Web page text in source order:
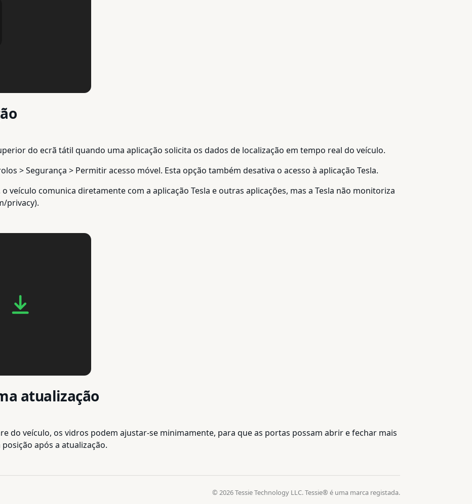
do ecrã tátil quando uma aplicação solicita os dados de localização em tempo real do veículo.
> Segurança > Permitir acesso móvel. Esta opção também desativa o acesso à aplicação Tesla.
veículo comunica diretamente com a aplicação Tesla e outras aplicações, mas a Tesla não monitoriza
privacy).
atualização
do veículo, os vidros podem ajustar-se minimamente, para que as portas possam abrir e fechar mais
após a atualização.
© 2026 Tessie Technology LLC. Tessie® é uma marca registada.